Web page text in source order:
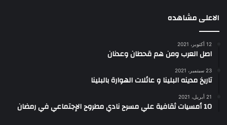
الاعلى مشاهده
12 أكتوبر، 2021
اصل العرب ومن هم قحطان وعدنان
23 سبتمبر، 2021
تاريخ مدينه البلينا و عائلات الهوارة بالبلينا
21 أبريل، 2021
10 أمسيات ثقافية علي مسرح نادي مطروح الإجتماعي في رمضان